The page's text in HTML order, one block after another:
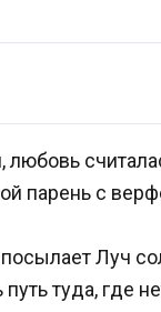
парень с
Луч
туда, где